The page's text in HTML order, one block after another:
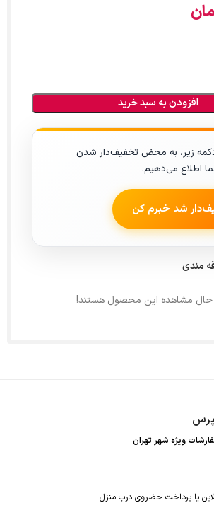
افزودن به سبد خرید
زیر، به محض تخفیف‌دار شدن
اطلاع می‌دهیم.
شد خبرم کن
مندی
حال مشاهده این محصول هستند!
ویژه شهر تهران
یا پرداخت حضروی درب منزل